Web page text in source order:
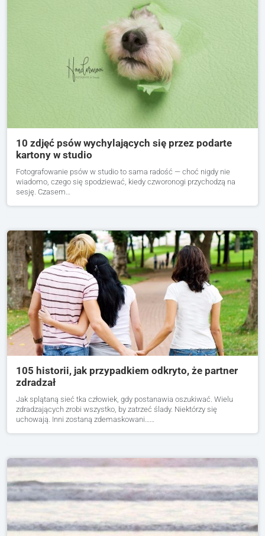
10 zdjęć psów wychylających się przez podarte
kartony w studio
Fotografowanie psów w studio to sama radość — choć nigdy nie
wiadomo, czego się spodziewać, kiedy czworonogi przychodzą na
sesję. Czasem…
105 historii, jak przypadkiem odkryto, że partner
zdradzał
Jak splątaną sieć tka człowiek, gdy postanawia oszukiwać. Wielu
zdradzających zrobi wszystko, by zatrzeć ślady. Niektórzy się
uchowają. Inni zostaną zdemaskowani……